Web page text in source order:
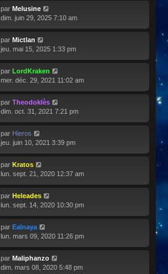
par Melusine
dim. juin 29, 2025 7:10 am
par Mictlan
jeu. mai 15, 2025 1:33 pm
par LordKraken
mer. déc. 29, 2021 11:02 am
par Theodoklès
dim. oct. 31, 2021 7:21 pm
par Hieros
jeu. juin 10, 2021 3:39 pm
par Kratos
lun. sept. 21, 2020 12:37 am
par Heleades
lun. sept. 14, 2020 10:30 pm
par Ealnaya
lun. mars 09, 2020 11:26 pm
par Maliphanzo
dim. mars 08, 2020 5:48 pm